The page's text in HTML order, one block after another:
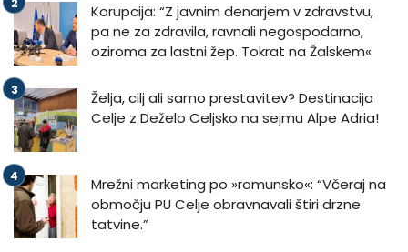
Korupcija: “Z javnim denarjem v zdravstvu,
pa ne za zdravila, ravnali negospodarno,
oziroma za lastni žep. Tokrat na Žalskem«
Želja, cilj ali samo prestavitev? Destinacija
Celje z Deželo Celjsko na sejmu Alpe Adria!
Mrežni marketing po »romunsko«: “Včeraj na
območju PU Celje obravnavali štiri drzne
tatvine.”